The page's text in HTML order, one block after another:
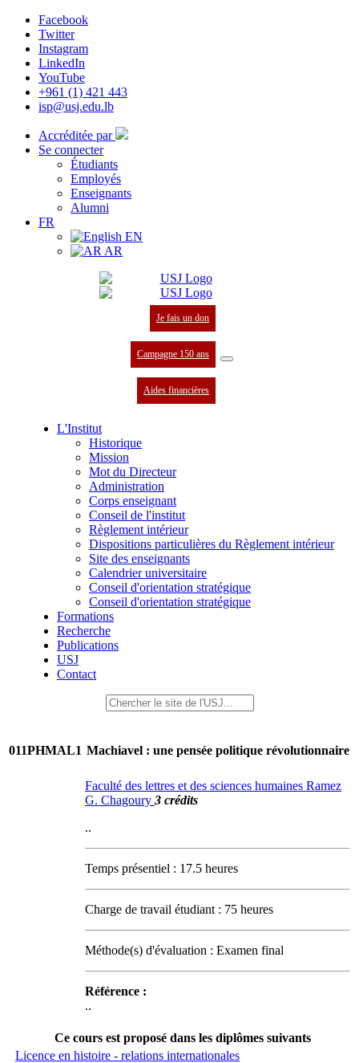
Facebook
Twitter
Instagram
LinkedIn
YouTube
+961 (1) 421 443
isp@usj.edu.lb
Accréditée par
Se connecter
Étudiants
Employés
Enseignants
Alumni
FR
EN
AR
Je fais un don
Campagne 150 ans
Aides financières
L'Institut
Historique
Mission
Mot du Directeur
Administration
Corps enseignant
Conseil de l'institut
Règlement intérieur
Dispositions particulières du Règlement intérieur
Site des enseignants
Calendrier universitaire
Conseil d'orientation stratégique
Conseil d'orientation stratégique
Formations
Recherche
Publications
USJ
Contact
011PHMAL1 Machiavel : une pensée politique révolutionnaire
Faculté des lettres et des sciences humaines Ramez
G. Chagoury 3 crédits
..
Temps présentiel : 17.5 heures
Charge de travail étudiant : 75 heures
Méthode(s) d'évaluation : Examen final
Référence :
..
Ce cours est proposé dans les diplômes suivants
Licence en histoire - relations internationales